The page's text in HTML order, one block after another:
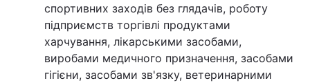
спортивних заходів без глядачів, роботу
підприємств торгівлі продуктами
харчування, лікарськими засобами,
виробами медичного призначення, засобами
гігієни, засобами зв'язку, ветеринарними